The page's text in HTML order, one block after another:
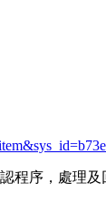
程序，處理及